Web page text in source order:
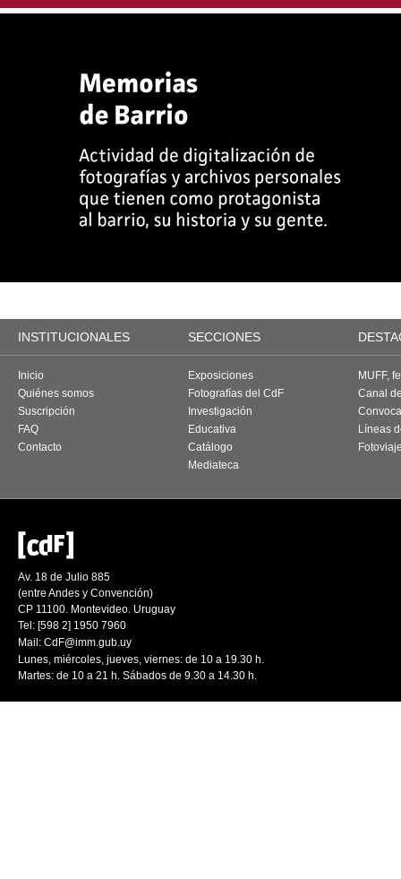
INSTITUCIONALES SECCIONES
Inicio
Quiénes somos
Suscripción
FAQ
Contacto
Exposiciones
Fotografías del CdF
Investigación
Educativa
Catálogo
Mediateca
MUFF,
Canal
Líneas
Av. 18 de Julio 885
(entre Andes y Convención)
CP 11100. Montevideo. Uruguay
Tel: [598 2] 1950 7960
Mail: CdF@imm.gub.uy
Lunes, miércoles, jueves, viernes: de 10 a 19.30 h.
Martes: de 10 a 21 h. Sábados de 9.30 a 14.30 h.